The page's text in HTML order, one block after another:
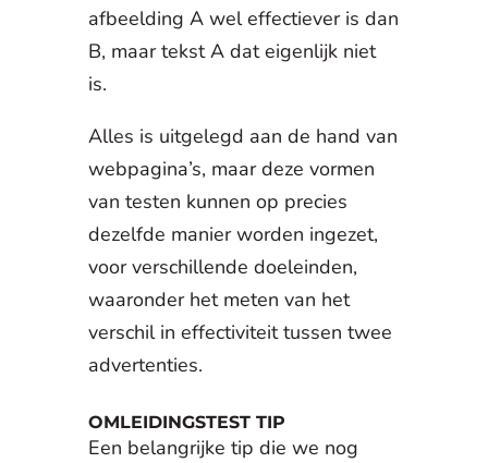
afbeelding A wel effectiever is dan
B, maar tekst A dat eigenlijk niet
is.
Alles is uitgelegd aan de hand van
webpagina’s, maar deze vormen
van testen kunnen op precies
dezelfde manier worden ingezet,
voor verschillende doeleinden,
waaronder het meten van het
verschil in effectiviteit tussen twee
advertenties.
OMLEIDINGSTEST TIP
Een belangrijke tip die we nog